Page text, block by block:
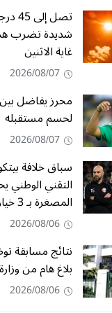
تصل
شديدة تضرب
غاية الاثنين
2026/08/07
محرز يفاضل
لحسم مستقبله
2026/08/07
سباق خلافة
التقني الوطني
المصغرة بـ 3 خيارات
2026/08/06
نتائج مسابقة
بلاغ هام من
2026/08/06